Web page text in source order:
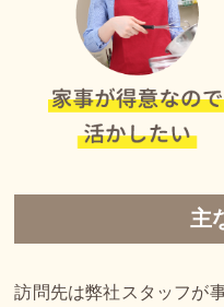
主
訪問先は弊社スタッフが